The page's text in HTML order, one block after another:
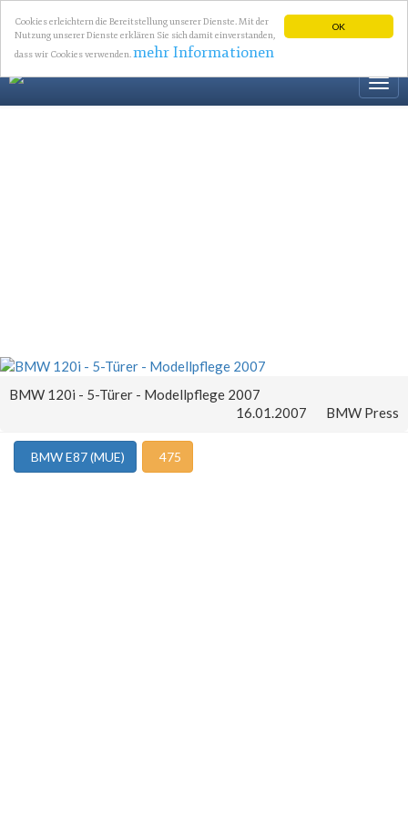
OK
Cookies erleichtern die Bereitstellung unserer Dienste. Mit der
Nutzung unserer Dienste erklären Sie sich damit einverstanden,
dass wir Cookies verwenden.mehr Informationen
BMW 120i - 5-Türer - Modellpflege 2007
16.01.2007
BMW Press
BMW E87 (MUE) 475